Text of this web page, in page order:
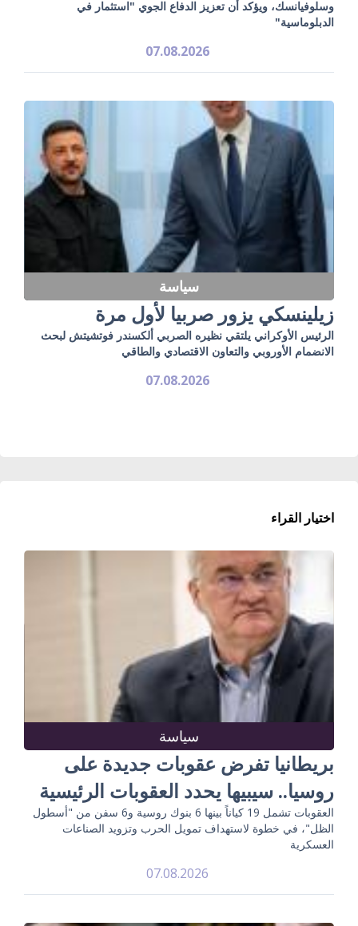
وسلوفيانسك، ويؤكد أن تعزيز الدفاع الجوي "استثمار في
الدبلوماسية"
07.08.2026
سياسة
زيلينسكي يزور صربيا لأول مرة
الرئيس الأوكراني يلتقي نظيره الصربي ألكسندر فوتشيتش لبحث
الانضمام الأوروبي والتعاون الاقتصادي والطاقي
07.08.2026
اختيار القراء
سياسة
بريطانيا تفرض عقوبات جديدة على
روسيا.. سيبيها يحدد العقوبات الرئيسية
العقوبات تشمل 19 كياناً بينها 6 بنوك روسية و6 سفن من "أسطول
الظل"، في خطوة لاستهداف تمويل الحرب وتزويد الصناعات
العسكرية
07.08.2026